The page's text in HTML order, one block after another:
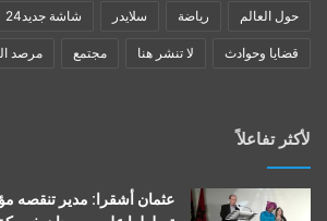
حول العالم رياضة سلايدر شاشة جديد24
قضايا وحوادث لا تنشر هنا مجتمع مرصد
لأكثر تفاعلاً
عثمان أشقرا: مدير تنقصه